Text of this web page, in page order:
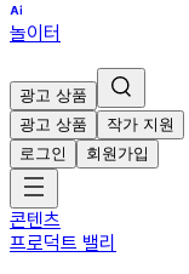
놀이터
광고 상품
광고 상품
작가 지원
로그인
회원가입
콘텐츠
프로덕트 밸리